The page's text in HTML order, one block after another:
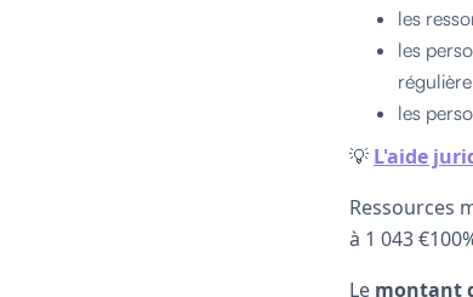
les
les
les
💡 L'aide
Ressources
à 1 043
Le montant